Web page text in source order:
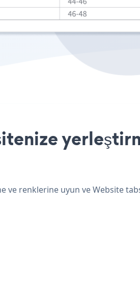
renklerine uyun ve Website